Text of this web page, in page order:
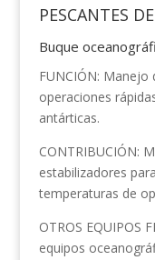
PESCANTES
Buque
FUNCIÓN:
operaciones
antárticas.
CONTRIBUCIÓN:
estabilizadores
temperaturas de
OTROS EQUIPOS
equipos